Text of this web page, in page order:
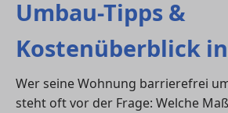
Umbau-Tipps &
Kostenüberblick
Wer seine Wohnung barrierefrei
steht oft vor der Frage: Welche